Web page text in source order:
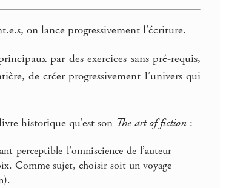
on lance progressivement l’écriture.
par des exercices sans pré-requis,
de créer progressivement l’univers qui
historique qu’est son The art of fiction :
perceptible l’omniscience de l’auteur
Comme sujet, choisir soit un voyage